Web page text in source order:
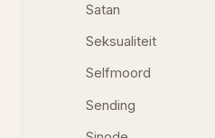
Satan
Seksualiteit
Selfmoord
Sending